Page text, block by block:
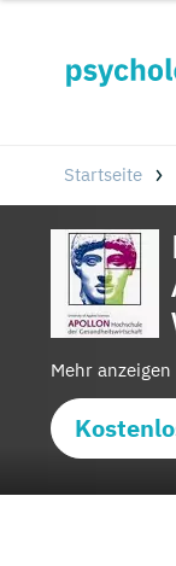
Startseite
Mehr anzeigen